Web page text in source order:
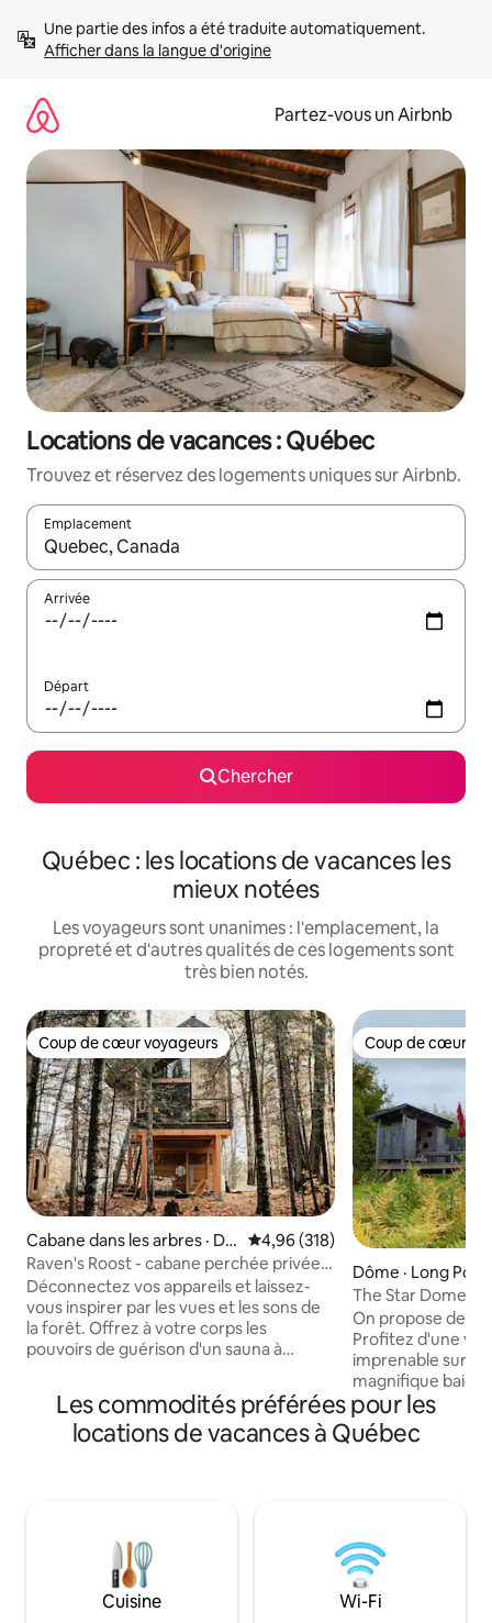
directement
Afficher dans la langue d'origine
Partez-vous un Airbnb
Locations de vacances : Québec
Trouvez et réservez des logements uniques sur Airbnb.
Emplacement
Quand les résultats sont affichés, parcourez-les en utilisant
Arrivée
Départ
Chercher
Québec : les locations de vacances les
mieux notées
Les voyageurs sont unanimes : l'emplacement, la
propreté et d'autres qualités de ces logements sont
très bien notés.
Coup de cœur voyageurs
Coup de cœur voyageurs
Cabane dans les arbres · Do
rset
Note moyenne de 4,96 sur 5,
4,96 (318)
Raven's Roost - cabane perchée privée
de luxe avec sauna
Déconnectez vos appareils et laissez-
vous inspirer par les vues et les sons de
la forêt. Offrez à votre corps les
pouvoirs de guérison d'un sauna à
douche extérieure, observez les étoiles,
lisez un livre, jouez au Scrabble, coloriez
ou écrivez. Chantez avec les loups,
logement. La ville pittoresque de Dorset
est au centre de l'un des paysages les
plus impressionnants du Canada.
Évadez-vous. Expirez.
Coup de cœur
Coup de cœur
Dôme · Long Point
The Star Dome at
Retreat !
On propose des
Profitez d'une
imprenable sur le
magnifique baie
Dome, situé dans
près du bâtiment
Dome offre une
tous les
chaude, toilettes
votre détente
finlandais en bois
Les commodités préférées pour les
locations de vacances à Québec
Cuisine Wi-Fi